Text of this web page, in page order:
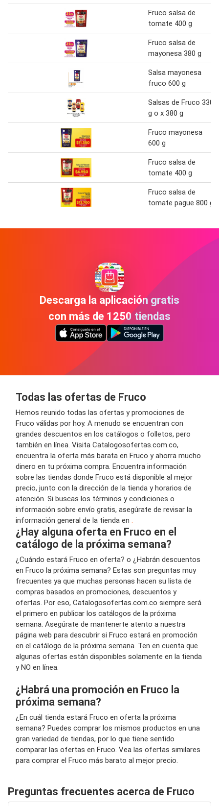
Fruco salsa de
tomate 400 g
Fruco salsa de
mayonesa 380 g
Salsa mayonesa
fruco 600 g
Salsas de Fruco 330
g o x 380 g
Fruco mayonesa
600 g
Fruco salsa de
tomate 400 g
Fruco salsa de
tomate pague 800 g
Descarga la aplicación gratis
con más de 1250 tiendas
Todas las ofertas de Fruco
Hemos reunido todas las ofertas y promociones de
Fruco válidas por hoy. A menudo se encuentran con
grandes descuentos en los catálogos o folletos, pero
también en línea. Visita Catalogosofertas.com.co,
encuentra la oferta más barata en Fruco y ahorra mucho
dinero en tu próxima compra. Encuentra información
sobre las tiendas donde Fruco está disponible al mejor
precio, junto con la dirección de la tienda y horarios de
atención. Si buscas los términos y condiciones o
información sobre envío gratis, asegúrate de revisar la
información general de la tienda en .
¿Hay alguna oferta en Fruco en el
catálogo de la próxima semana?
¿Cuándo estará Fruco en oferta? o ¿Habrán descuentos
en Fruco la próxima semana? Estas son preguntas muy
frecuentes ya que muchas personas hacen su lista de
compras basados en promociones, descuentos y
ofertas. Por eso, Catalogosofertas.com.co siempre será
el primero en publicar los catálogos de la próxima
semana. Asegúrate de mantenerte atento a nuestra
página web para descubrir si Fruco estará en promoción
en el catálogo de la próxima semana. Ten en cuenta que
algunas ofertas están disponibles solamente en la tienda
y NO en línea.
¿Habrá una promoción en Fruco la
próxima semana?
¿En cuál tienda estará Fruco en oferta la próxima
semana? Puedes comprar los mismos productos en una
gran variedad de tiendas, por lo que tiene sentido
comparar las ofertas en Fruco. Vea las ofertas similares
para comprar el Fruco más barato al mejor precio.
Preguntas frecuentes acerca de Fruco